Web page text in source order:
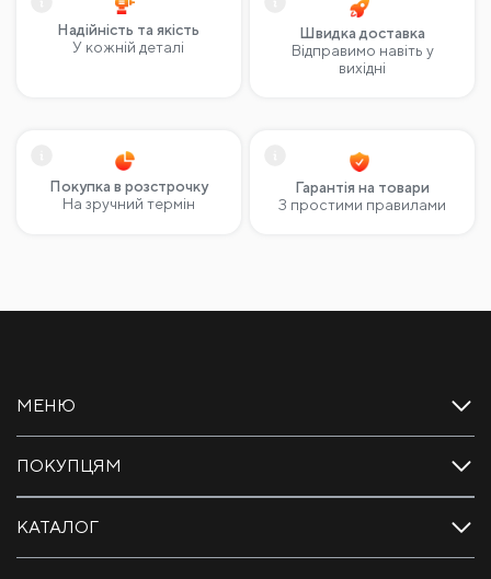
Надійність та якість
У кожній деталі
Швидка доставка
Відправимо навіть у
вихідні
Покупка в розстрочку
На зручний термін
Гарантія на товари
З простими правилами
КАТАЛОГ
ПОКУПЦЯМ
МЕНЮ